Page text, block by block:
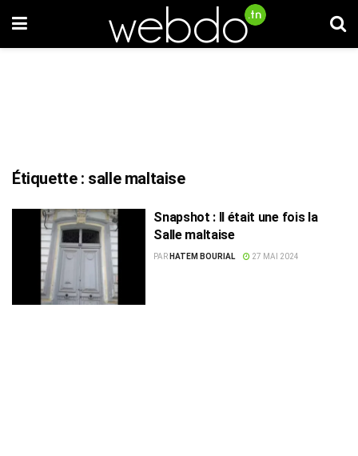
Étiquette : salle maltaise
Snapshot : Il était une fois la
Salle maltaise
PAR HATEM BOURIAL 27 MAI 2024